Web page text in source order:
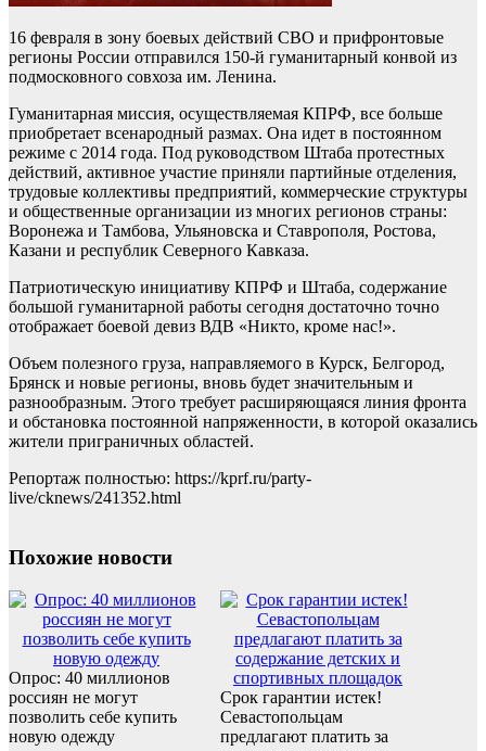
16 февраля в зону боевых действий СВО и прифронтовые
регионы России отправился 150-й гуманитарный конвой из
подмосковного совхоза им. Ленина.
Гуманитарная миссия, осуществляемая КПРФ, все больше
приобретает всенародный размах. Она идет в постоянном
режиме с 2014 года. Под руководством Штаба протестных
действий, активное участие приняли партийные отделения,
трудовые коллективы предприятий, коммерческие структуры
и общественные организации из многих регионов страны:
Воронежа и Тамбова, Ульяновска и Ставрополя, Ростова,
Казани и республик Северного Кавказа.
Патриотическую инициативу КПРФ и Штаба, содержание
большой гуманитарной работы сегодня достаточно точно
отображает боевой девиз ВДВ «Никто, кроме нас!».
Объем полезного груза, направляемого в Курск, Белгород,
Брянск и новые регионы, вновь будет значительным и
разнообразным. Этого требует расширяющаяся линия фронта
и обстановка постоянной напряженности, в которой оказались
жители приграничных областей.
Репортаж полностью: https://kprf.ru/party-
live/cknews/241352.html
Похожие новости
Опрос: 40 миллионов
россиян не могут
позволить себе купить
новую одежду
Срок гарантии истек!
Севастопольцам
предлагают платить за